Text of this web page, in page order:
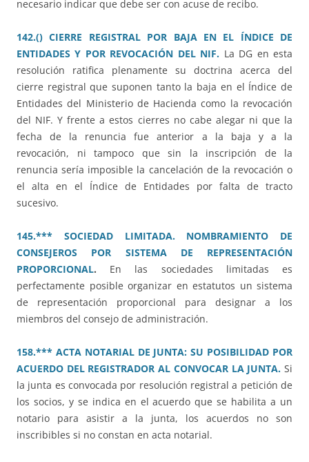
necesario indicar que debe ser con acuse de recibo.
142.() CIERRE REGISTRAL POR BAJA EN EL ÍNDICE DE
ENTIDADES Y POR REVOCACIÓN DEL NIF. La DG en esta
resolución ratifica plenamente su doctrina acerca del
cierre registral que suponen tanto la baja en el Índice de
Entidades del Ministerio de Hacienda como la revocación
del NIF. Y frente a estos cierres no cabe alegar ni que la
fecha de la renuncia fue anterior a la baja y a la
revocación, ni tampoco que sin la inscripción de la
renuncia sería imposible la cancelación de la revocación o
el alta en el Índice de Entidades por falta de tracto
sucesivo.
145.*** SOCIEDAD LIMITADA. NOMBRAMIENTO DE
CONSEJEROS POR SISTEMA DE REPRESENTACIÓN
PROPORCIONAL. En las sociedades limitadas es
perfectamente posible organizar en estatutos un sistema
de representación proporcional para designar a los
miembros del consejo de administración.
158.*** ACTA NOTARIAL DE JUNTA: SU POSIBILIDAD POR
ACUERDO DEL REGISTRADOR AL CONVOCAR LA JUNTA. Si
la junta es convocada por resolución registral a petición de
los socios, y se indica en el acuerdo que se habilita a un
notario para asistir a la junta, los acuerdos no son
inscribibles si no constan en acta notarial.